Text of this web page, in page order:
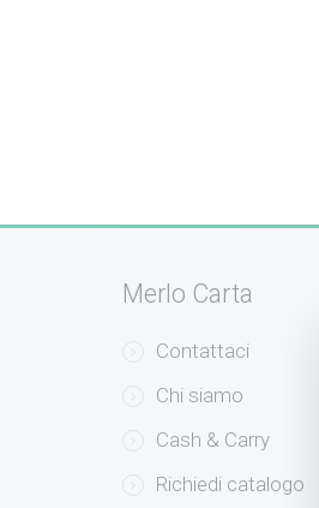
Merlo Carta
Contattaci
Chi siamo
Cash & Carry
Richiedi catalogo